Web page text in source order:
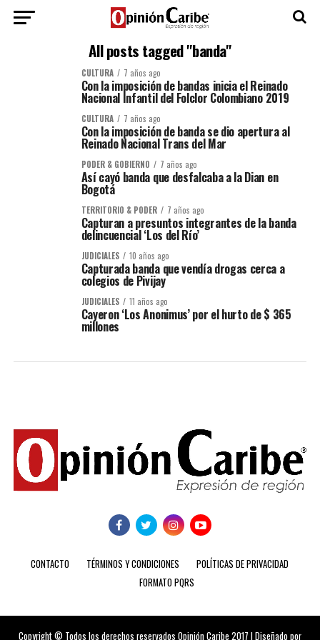
All posts tagged "banda"
CULTURA 7 años ago
Con la imposición de bandas inicia el Reinado
Nacional Infantil del Folclor Colombiano 2019
CULTURA 7 años ago
Con la imposición de banda se dio apertura al
Reinado Nacional Trans del Mar
PODER & GOBIERNO 7 años ago
Así cayó banda que desfalcaba a la Dian en
Bogotá
TERRITORIO & PODER 7 años ago
Capturan a presuntos integrantes de la banda
delincuencial ‘Los del Río’
JUDICIALES 10 años ago
Capturada banda que vendía drogas cerca a
colegios de Pivijay
JUDICIALES 11 años ago
Cayeron ‘Los Anonimus’ por el hurto de $ 365
millones
CONTACTO TÉRMINOS Y CONDICIONES
POLÍTICAS DE PRIVACIDAD
FORMATO PQRS
Copyright © Todos los derechos reservados Opinión Caribe 2017 | Diseñado por